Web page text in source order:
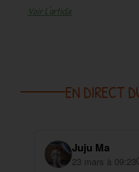
Voir L'article
EN DIRECT
Juju Ma
23 mars à 09:23